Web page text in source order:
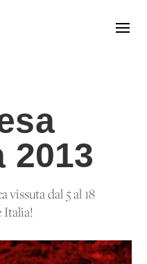
2013
dal 5 al 18
Italia!